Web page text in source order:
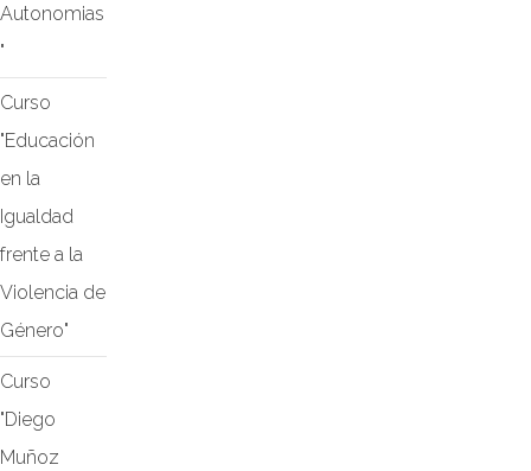
Autonomias
"
Curso
"Educación
en la
Igualdad
frente a la
Violencia de
Género"
Curso
"Diego
Muñoz